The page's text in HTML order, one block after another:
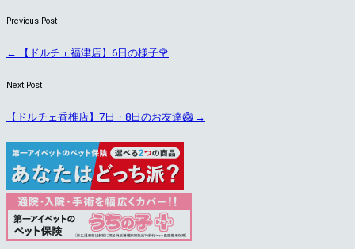
Previous Post
← 【ドルチェ福津店】6日の様子🌹
Next Post
【ドルチェ香椎店】7日・8日のお友達🥝 →